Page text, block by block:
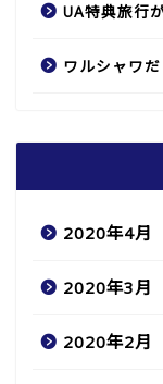
UA特典旅行
ワルシャワ
2020年4月
2020年3月
2020年2月